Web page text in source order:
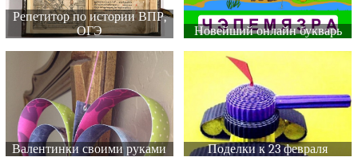
Репетитор по истории ВПР,
ОГЭ
Новейший онлайн букварь
Валентинки своими руками Поделки к 23 февраля